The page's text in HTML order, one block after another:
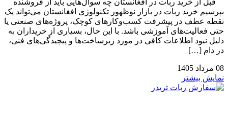
قبل از خرید ربات در افغانستان چه سوال‌هایی باید از فروشنده
بپرسیم خرید ربات در بازار نوظهور تکنولوژی افغانستان می‌تواند یک
نقطه عطف در پیشرفت کسب‌وکارهای کوچک، پروژه‌های صنعتی یا
حتی فعالیت‌های آموزشی باشد. با این حال، بسیاری از خریداران به
دلیل نبود اطلاعات کافی در مورد زیرساخت‌ها و پیچیدگی‌های فنی،
در دام […]
08 مرداد 1405
نمایش بیشتر